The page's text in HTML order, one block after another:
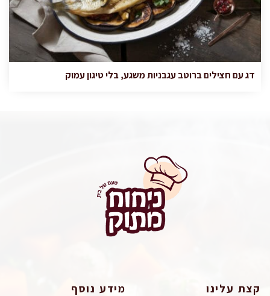
דג עם חצילים ברוטב עגבניות משגע, בלי טיגון עמוק
קצת עלינו מידע נוסף